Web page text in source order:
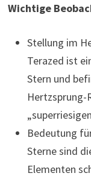
Wichtige
Stellung im
Terazed ist
Stern und
Hertzsprung-
Bedeutung
Sterne sind
Elementen